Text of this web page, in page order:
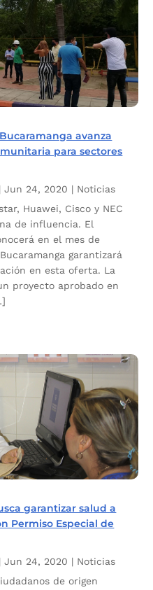
avanza
para sectores
|Jun 24, 2020 | Noticias
Huawei, Cisco y NEC
de influencia. El
en el mes de
garantizará
en esta oferta. La
proyecto aprobado en
garantizar salud a
Permiso Especial de
|Jun 24, 2020 | Noticias
de origen